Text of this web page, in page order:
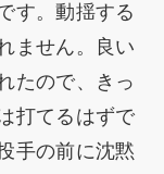
す。動揺する
ません。良い
たので、きっ
打てるはずで
手の前に沈黙